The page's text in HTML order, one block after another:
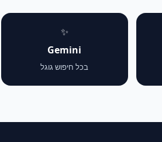
✨
Gemini
בכל חיפוש גוגל